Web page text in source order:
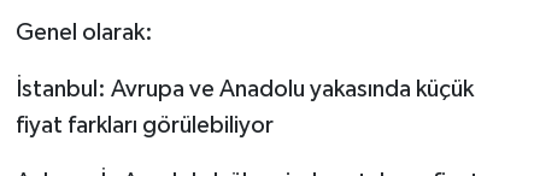
Genel olarak:
İstanbul: Avrupa ve Anadolu yakasında küçük
fiyat farkları görülebiliyor